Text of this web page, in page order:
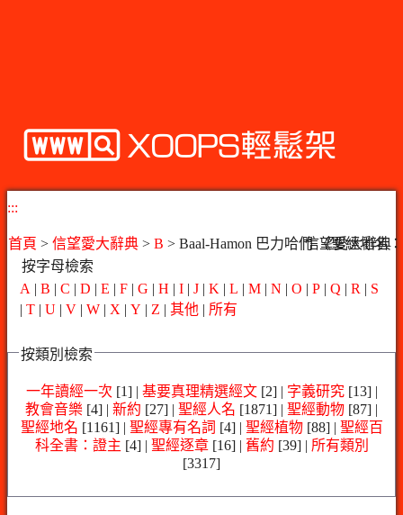
:::
首頁 > 信望愛大辭典 > B > Baal-Hamon 巴力哈們 《聖經地名
信望愛大辭典
按字母檢索
A | B | C | D | E | F | G | H | I | J | K | L | M | N | O | P | Q | R | S
| T | U | V | W | X | Y | Z | 其他 | 所有
按類別檢索
一年讀經一次 [1] | 基要真理精選經文 [2] | 字義研究 [13] |
教會音樂 [4] | 新約 [27] | 聖經人名 [1871] | 聖經動物 [87] |
聖經地名 [1161] | 聖經專有名詞 [4] | 聖經植物 [88] | 聖經百
科全書：證主 [4] | 聖經逐章 [16] | 舊約 [39] | 所有類別
[3317]